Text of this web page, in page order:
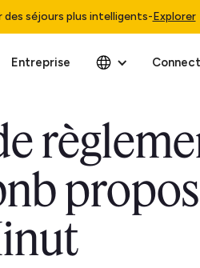
des séjours plus intelligents-Explorer
Entreprise